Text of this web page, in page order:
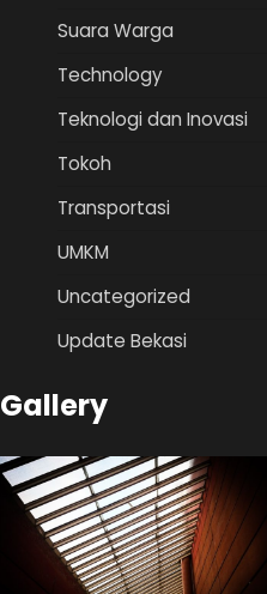
Suara Warga
Technology
Teknologi dan Inovasi
Tokoh
Transportasi
UMKM
Uncategorized
Update Bekasi
Gallery